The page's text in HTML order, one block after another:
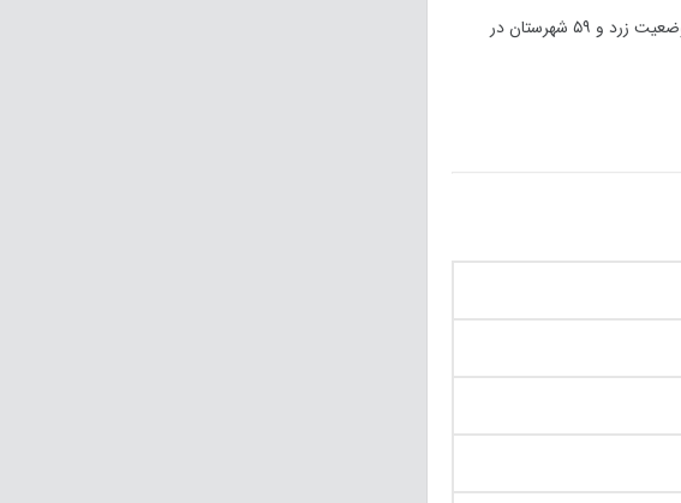
در حال حاضر طبق آمار کرونایی به دست آمده در ایران ۳۲ شهرستان در وضعیت قرمز، ۸۵ شهرستان در وضعیت نارنجی، ۲۷۲ شهرستان وضعیت زرد و ۵۹ شهرستان در